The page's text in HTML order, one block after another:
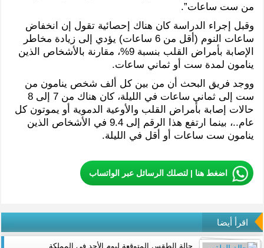
من ست ساعات”.
وقبل إجراء الدراسة كان هناك إحصائية تقول إن انخفاض
ساعات النوم (أقل من 6 ساعات) يؤدي إلى زيادة مخاطر
الإصابة بأمراض القلب بنسبة 9%، مقارنة بالأشخاص الذين
ينامون لمدة ست أو ثماني ساعات.
ووجد فريق البحث أن من بين كل ألف شخص ينامون من
ست إلى ثماني ساعات في الليلة، كان هناك من 7 إلى 8
حالات إصابة بأمراض القلب والأوعية الدموية أو يموتون كل
عام..، بينما ارتفع هذا الرقم إلى 9.4 في الأشخاص الذين
ينامون ست ساعات أو أقل في الليلة.
اضغط هنا | لتصلك الرسائل عبر الواتساب
اقرأ أيضا
حالة الطقس المتوقعة ليوم الأحد في المملكة